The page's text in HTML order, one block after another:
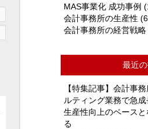
MAS事業化 成功事例
会計事務所の生産性
会計事務所の経営戦略
最近
【特集記事】会計事
ルティング業務で急成
生産性向上のベースと
る